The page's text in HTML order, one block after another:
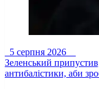
5 серпня 2026
Зеленський
антибалістики, аби